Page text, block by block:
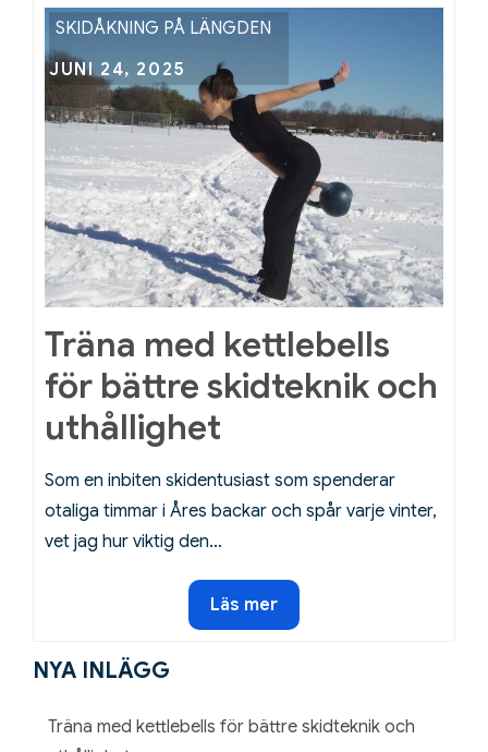
SKIDÅKNING PÅ LÄNGDEN
Posted
on
JUNI 24, 2025
Träna med kettlebells
för bättre skidteknik och
uthållighet
Som en inbiten skidentusiast som spenderar
otaliga timmar i Åres backar och spår varje vinter,
vet jag hur viktig den…
Träna
med
bättre
Läs mer
NYA INLÄGG
Träna med kettlebells för bättre skidteknik och